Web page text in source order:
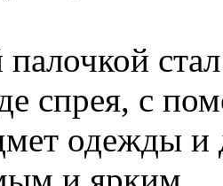
спрея, с
одежды и